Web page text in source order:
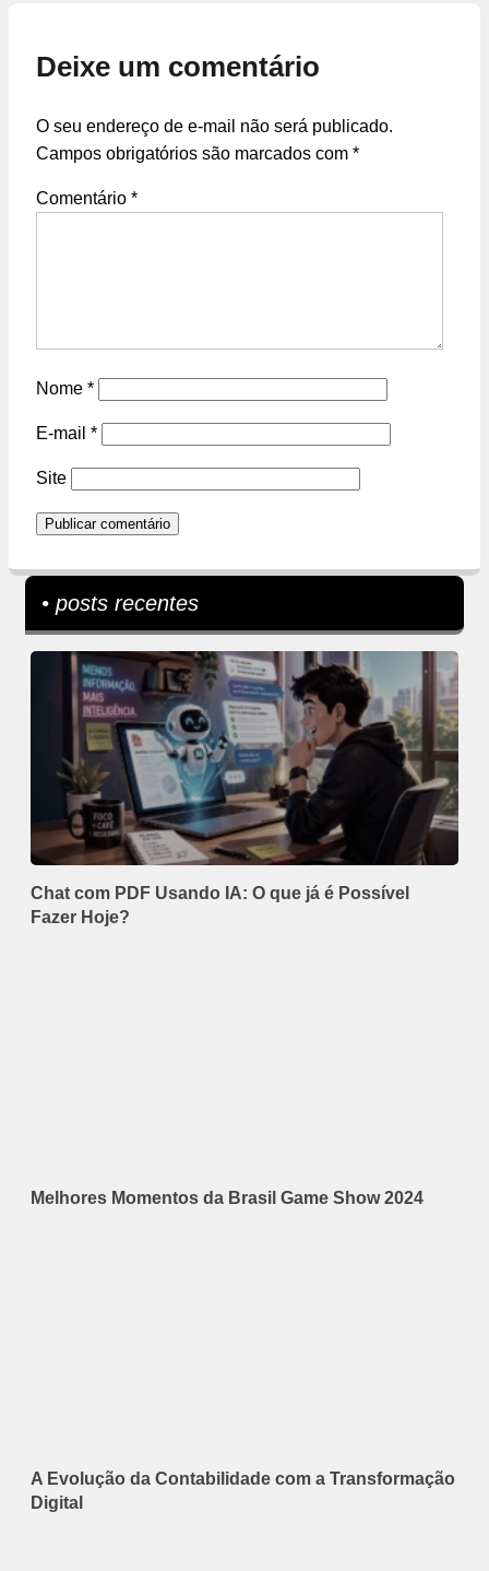
Deixe um comentário
O seu endereço de e-mail não será publicado.
Campos obrigatórios são marcados com *
Comentário *
Nome *
E-mail *
Site
• posts recentes
Chat com PDF Usando IA: O que já é Possível
Fazer Hoje?
Melhores Momentos da Brasil Game Show 2024
A Evolução da Contabilidade com a Transformação
Digital